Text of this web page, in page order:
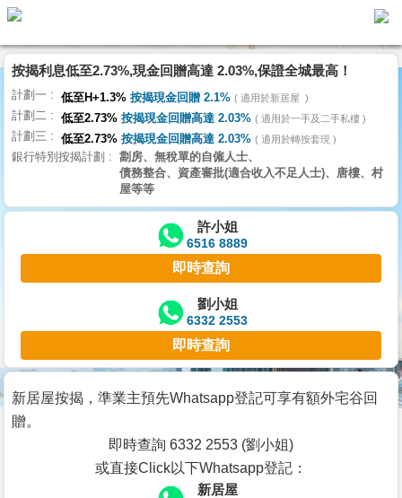
代
理
主
頁
搵
樓/
交
業
主
宅
谷
按
按揭利息低至2.73%,現金回贈高達 2.03%,保證全城最高！
計劃一 低至H+1.3% 按揭現金回贈 2.1% 適用於新居屋
計劃二 低至2.73% 按揭現金回贈高達 2.03% 適用於一手及二手私樓
計劃三 低至2.73% 按揭現金回贈高達 2.03% 適用於轉按套現
銀行特別按揭計劃
劏房、無稅單的自僱人士、
債務整合、資產審批(適合收入不足人士)、唐樓、村
屋等等
許小姐
6516 8889
即時查詢
劉小姐
6332 2553
即時查詢
新居屋按揭，準業主預先Whatsapp登記可享有額外宅谷回
贈。
即時查詢 6332 2553 (劉小姐)
或直接Click以下Whatsapp登記：
新居屋